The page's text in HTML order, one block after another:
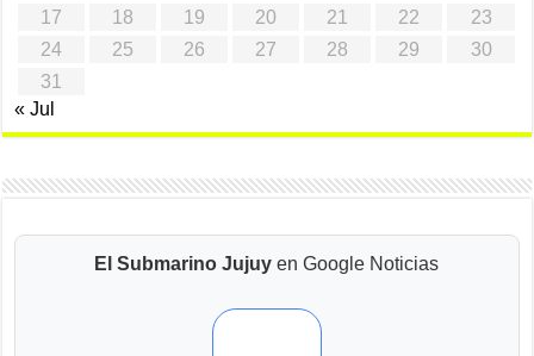
17
18 19 20 21 22
23
24
25 26 27 28 29
30
31
« Jul
El Submarino Jujuy en Google Noticias